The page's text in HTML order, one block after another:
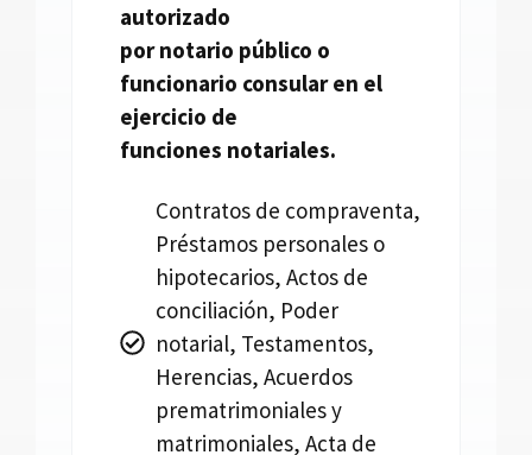
autorizado
pornotario público o
funcionario consular en el
ejercicio de
funciones notariales.
Contratos de compraventa,
Préstamos personales o
hipotecarios, Actos de
conciliación, Poder
notarial, Testamentos,
Herencias, Acuerdos
prematrimoniales y
matrimoniales, Acta de